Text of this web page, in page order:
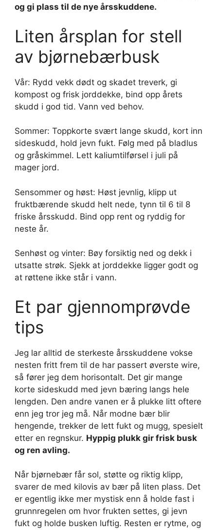
og gi plass til de nye årsskuddene.
Liten årsplan for stell
av bjørnebærbusk
Vår: Rydd vekk dødt og skadet treverk, gi
kompost og frisk jorddekke, bind opp årets
skudd i god tid. Vann ved behov.
Sommer: Toppkorte svært lange skudd, kort inn
sideskudd, hold jevn fukt. Følg med på bladlus
og gråskimmel. Lett kaliumtilførsel i juli på
mager jord.
Sensommer og høst: Høst jevnlig, klipp ut
fruktbærende skudd helt nede, tynn til 6 til 8
friske årsskudd. Bind opp rent og ryddig for
neste år.
Senhøst og vinter: Bøy forsiktig ned og dekk i
utsatte strøk. Sjekk at jorddekke ligger godt og
at røttene ikke står i vann.
Et par gjennomprøvde
tips
Jeg lar alltid de sterkeste årsskuddene vokse
nesten fritt frem til de har passert øverste wire,
så fører jeg dem horisontalt. Det gir mange
korte sideskudd med jevn bæring langs hele
lengden. Den andre vanen er å plukke litt oftere
enn jeg tror jeg må. Når modne bær blir
hengende, trekker de lett fukt og mugg, spesielt
etter en regnskur. Hyppig plukk gir frisk busk
og ren avling.
Når bjørnebær får sol, støtte og riktig klipp,
svarer de med kilovis av bær på liten plass. Det
er egentlig ikke mer mystisk enn å holde fast i
grunnregelen om hvor frukten settes, gi jevn
fukt og holde busken luftig. Resten er rytme, og